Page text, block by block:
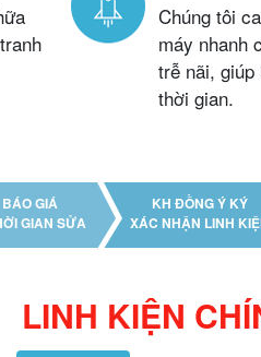
Chúng tôi
máy nhanh
trễ nãi,
thời gian.
BÁO GIÁ
GIAN SỬA
KH ĐỒNG Ý KÝ
XÁC NHẬN LINH
LINH KIỆN